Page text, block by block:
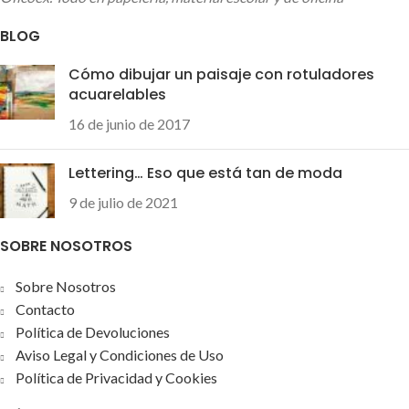
zurdos
asegura que podrás seguir
BLOG
Cómo dibujar un paisaje con rotuladores
acuarelables
16 de junio de 2017
Lettering… Eso que está tan de moda
9 de julio de 2021
SOBRE NOSOTROS
Sobre Nosotros
Contacto
Política de Devoluciones
Aviso Legal y Condiciones de Uso
Política de Privacidad y Cookies